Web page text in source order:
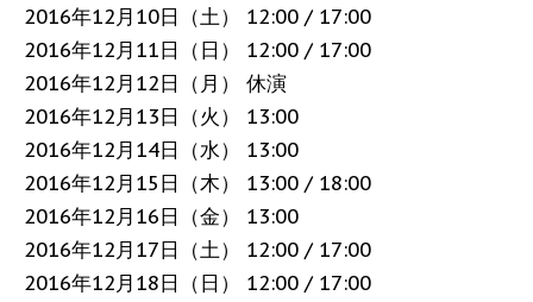
2016年12月10日（土） 12:00 / 17:00
2016年12月11日（日） 12:00 / 17:00
2016年12月12日（月） 休演
2016年12月13日（火） 13:00
2016年12月14日（水） 13:00
2016年12月15日（木） 13:00 / 18:00
2016年12月16日（金） 13:00
2016年12月17日（土） 12:00 / 17:00
2016年12月18日（日） 12:00 / 17:00